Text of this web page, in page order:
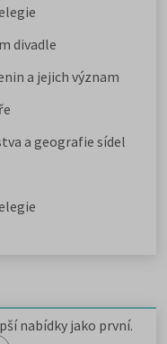
divadle
a jejich význam
a geografie sídel
nabídky jako první.